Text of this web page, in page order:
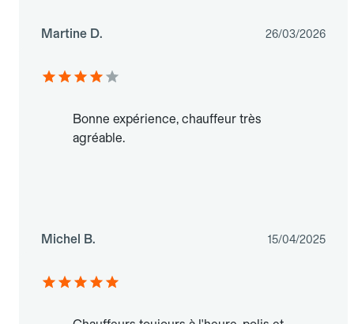
Martine D. 26/03/2026
Bonne expérience, chauffeur très
agréable.
Michel B. 15/04/2025